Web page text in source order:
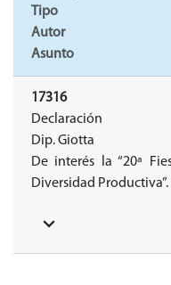
Tipo
Autor
Asunto
17316
Declaración
Dip. Giotta
De interés la “20ª
Diversidad Productiva”.